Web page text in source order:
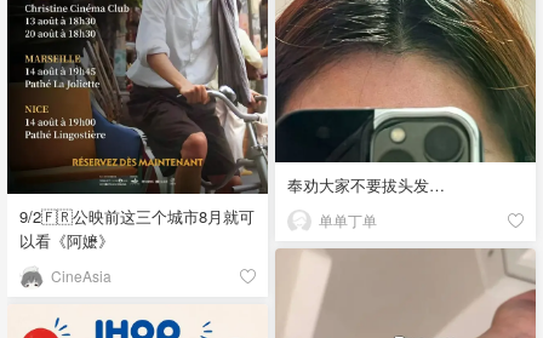
奉劝大家不要拔头发…
单单丁单
9/2🇫🇷公映前这三个城市8月就可
以看《阿嬷》
CineAsia